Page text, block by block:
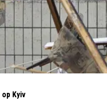
Kyiv